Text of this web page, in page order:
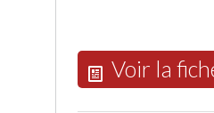
Voir la